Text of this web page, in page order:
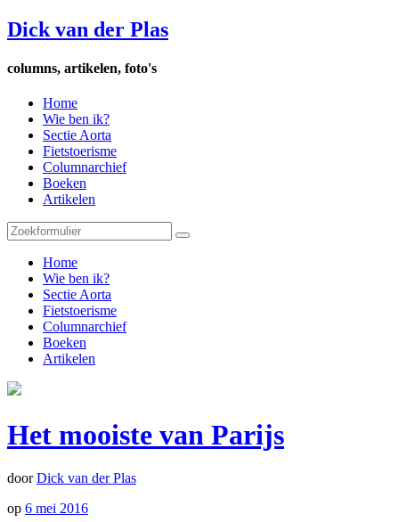
Dick van der Plas
columns, artikelen, foto's
Home
Wie ben ik?
Sectie Aorta
Fietstoerisme
Columnarchief
Boeken
Artikelen
Home
Wie ben ik?
Sectie Aorta
Fietstoerisme
Columnarchief
Boeken
Artikelen
Het mooiste van Parijs
doorDick van der Plas
op 6 mei 2016